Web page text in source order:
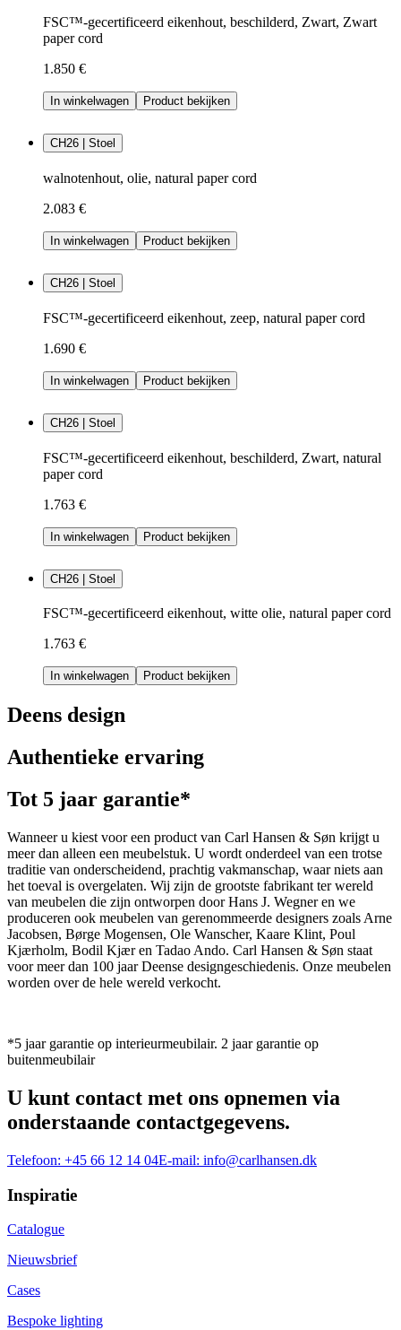
FSC™-gecertificeerd eikenhout, beschilderd, Zwart, Zwart
paper cord
1.850 €
In winkelwagen Product bekijken
CH26 | Stoel
walnotenhout, olie, natural paper cord
2.083 €
In winkelwagen Product bekijken
CH26 | Stoel
FSC™-gecertificeerd eikenhout, zeep, natural paper cord
1.690 €
In winkelwagen Product bekijken
CH26 | Stoel
FSC™-gecertificeerd eikenhout, beschilderd, Zwart, natural
paper cord
1.763 €
In winkelwagen Product bekijken
CH26 | Stoel
FSC™-gecertificeerd eikenhout, witte olie, natural paper cord
1.763 €
In winkelwagen Product bekijken
Deens design
Authentieke ervaring
Tot 5 jaar garantie*
Wanneer u kiest voor een product van Carl Hansen & Søn krijgt u
meer dan alleen een meubelstuk. U wordt onderdeel van een trotse
traditie van onderscheidend, prachtig vakmanschap, waar niets aan
het toeval is overgelaten. Wij zijn de grootste fabrikant ter wereld
van meubelen die zijn ontworpen door Hans J. Wegner en we
produceren ook meubelen van gerenommeerde designers zoals Arne
Jacobsen, Børge Mogensen, Ole Wanscher, Kaare Klint, Poul
Kjærholm, Bodil Kjær en Tadao Ando. Carl Hansen & Søn staat
voor meer dan 100 jaar Deense designgeschiedenis. Onze meubelen
worden over de hele wereld verkocht.
*5 jaar garantie op interieurmeubilair. 2 jaar garantie op
buitenmeubilair
U kunt contact met ons opnemen via
onderstaande contactgegevens.
Telefoon: +45 66 12 14 04E-mail: info@carlhansen.dk
Inspiratie
Catalogue
Nieuwsbrief
Cases
Bespoke lighting